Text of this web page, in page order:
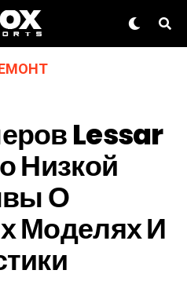
Lessar
Низкой
О
Моделях И